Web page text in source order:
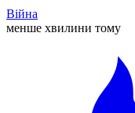
Війна
менше хвилини тому